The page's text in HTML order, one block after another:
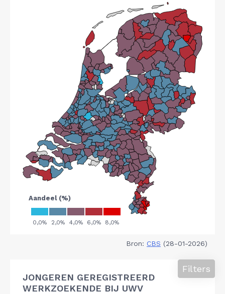
Bron: CBS (28-01-2026)
JONGEREN GEREGISTREERD
WERKZOEKENDE BIJ UWV
Filters